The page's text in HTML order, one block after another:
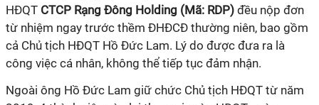
HĐQT CTCP Rạng Đông Holding (Mã: RDP) đều nộp đơn
từ nhiệm ngay trước thềm ĐHĐCĐ thường niên, bao gồm
cả Chủ tịch HĐQT Hồ Đức Lam. Lý do được đưa ra là
công việc cá nhân, không thể tiếp tục đảm nhận.
Ngoài ông Hồ Đức Lam giữ chức Chủ tịch HĐQT từ năm